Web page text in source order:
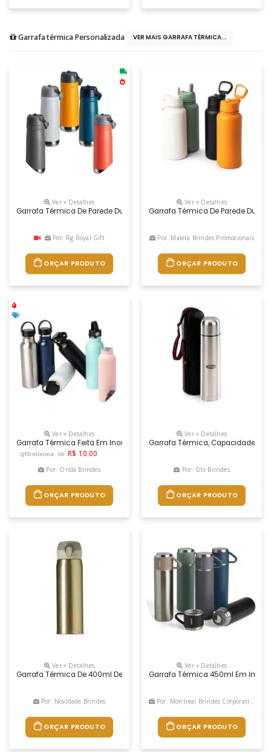
Garrafa térmica Personalizada VER MAIS GARRAFA TÉRMICA...
Ver + Detalhes
Garrafa Térmica De Parede Dupla Em Inox, Capacidade De 700ml.
Por: Rg Royal Gift
ORÇAR PRODUTO
Ver + Detalhes
Garrafa Térmica De Parede
Por: Maleta Brindes Promocionais
ORÇAR PRODUTO
Ver + Detalhes
Garrafa Térmica Feita Em Inox 304 Com Parede Dupla E Capacidade
QTD mínima: 50 R$ 10.00
Por: Onda Brindes
ORÇAR PRODUTO
Ver + Detalhes
Garrafa Térmica, Capacidade
Por: Gtx Brindes
ORÇAR PRODUTO
Ver + Detalhes
Garrafa Térmica De 400ml De Inox Colorida Com Botão E Válvula
Por: Novidade Brindes
ORÇAR PRODUTO
Ver + Detalhes
Garrafa Térmica 450ml Em Inox
Por: Montreal Brindes Corporativos
ORÇAR PRODUTO